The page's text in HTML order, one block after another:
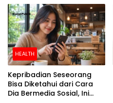
HEALTH
Kepribadian Seseorang
Bisa Diketahui dari Cara
Dia Bermedia Sosial, Ini